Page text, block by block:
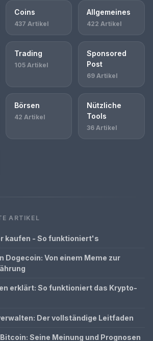
Coins
437 Artikel
Allgemeines
422 Artikel
Trading
105 Artikel
Sponsored
Post
69 Artikel
Börsen
42 Artikel
Nützliche
Tools
36 Artikel
ARTIKEL
kaufen - So funktioniert's
Dogecoin: Von einem Meme zur
erklärt: So funktioniert das Krypto-
Der vollständige Leitfaden
Seine Meinung und Prognosen